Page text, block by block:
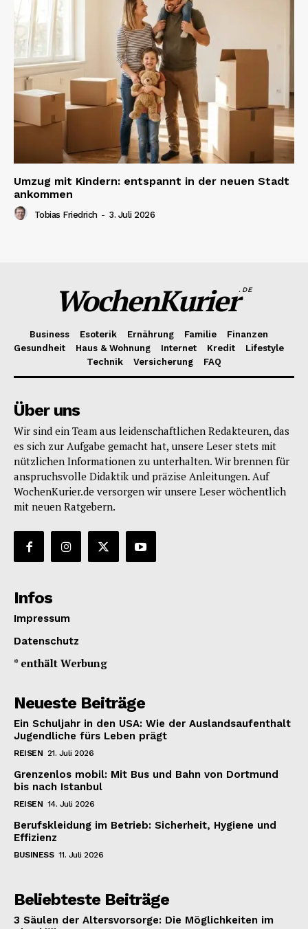
Umzug mit Kindern: entspannt in der neuen Stadt
ankommen
Tobias Friedrich - 3. Juli 2026
WochenKurier.DE
Business Esoterik Ernährung Familie
Finanzen
Gesundheit
Haus & Wohnung Internet Kredit
Lifestyle
Technik
Versicherung FAQ
Über uns
Wir sind ein Team aus leidenschaftlichen Redakteuren, das
es sich zur Aufgabe gemacht hat, unsere Leser stets mit
nützlichen Informationen zu unterhalten. Wir brennen für
anspruchsvolle Didaktik und präzise Anleitungen. Auf
WochenKurier.de versorgen wir unsere Leser wöchentlich
mit neuen Ratgebern.
Infos
Impressum
Datenschutz
* enthält Werbung
Neueste Beiträge
Ein Schuljahr in den USA: Wie der Auslandsaufenthalt
Jugendliche fürs Leben prägt
REISEN 21. Juli 2026
Grenzenlos mobil: Mit Bus und Bahn von Dortmund
bis nach Istanbul
REISEN 14. Juli 2026
Berufskleidung im Betrieb: Sicherheit, Hygiene und
Effizienz
BUSINESS 11. Juli 2026
Beliebteste Beiträge
3 Säulen der Altersvorsorge: Die Möglichkeiten im